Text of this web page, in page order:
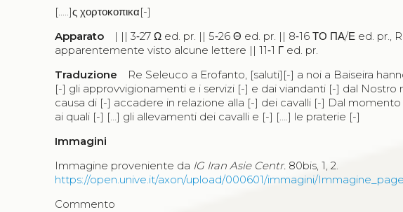
[.....]ς χορτοκοπικα[-]
Apparato | || 3‑27Ω ed. pr. || 5‑26Θ ed. pr. || 8‑16ΤΟ ΠΑ/Ε ed. pr.,
apparentemente visto alcune lettere || 11‑1 Γ ed. pr.
Traduzione Re Seleuco a Erofanto, [saluti][-] a noi a Baiseira
[-] gli approvvigionamenti e i servizi [-] e dai viandanti [-] dal
causa di [-] accadere in relazione alla [-] dei cavalli [-] Dal
ai quali [-] […] gli allevamenti dei cavalli e [-] [….] le praterie [-]
Immagini
Immagine proveniente da IG Iran Asie Centr. 80bis, 1, 2.
https://open.unive.it/axon/upload/000601/immagini/
Commento